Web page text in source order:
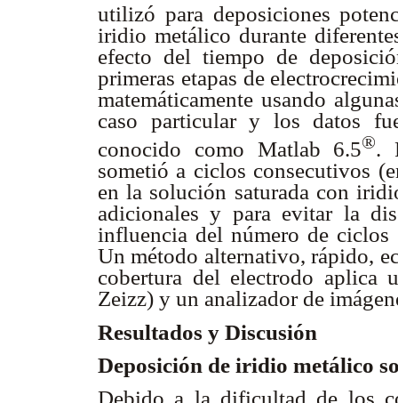
utilizó para deposiciones
iridio metálico durante
efecto del tiempo de
primeras etapas de
matemáticamente usando
caso particular y los datos
conocido como Matlab 6.5®.
sometió a ciclos consecutivos
en la solución saturada con
adicionales y para evitar la
influencia del número de
Un método alternativo, rápido,
cobertura del electrodo aplica
Zeizz) y un analizador de
Resultados y Discusión
Deposición de iridio metálico
Debido a la dificultad de los